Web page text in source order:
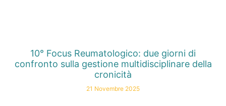
10° Focus Reumatologico: due giorni di
confronto sulla gestione multidisciplinare della
cronicità
21 Novembre 2025